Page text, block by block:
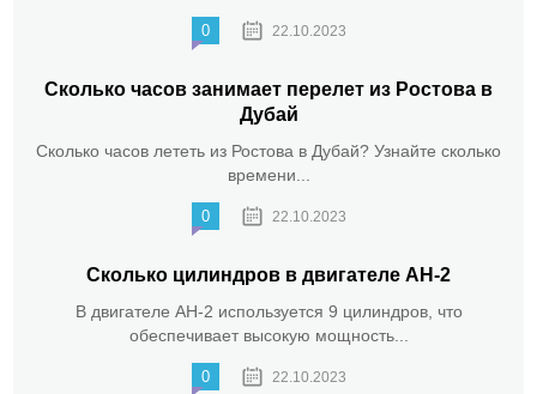
0 22.10.2023
Сколько часов занимает перелет из Ростова в
Дубай
Сколько часов лететь из Ростова в Дубай? Узнайте сколько
времени...
0 22.10.2023
Сколько цилиндров в двигателе АН-2
В двигателе АН-2 используется 9 цилиндров, что
обеспечивает высокую мощность...
0 22.10.2023